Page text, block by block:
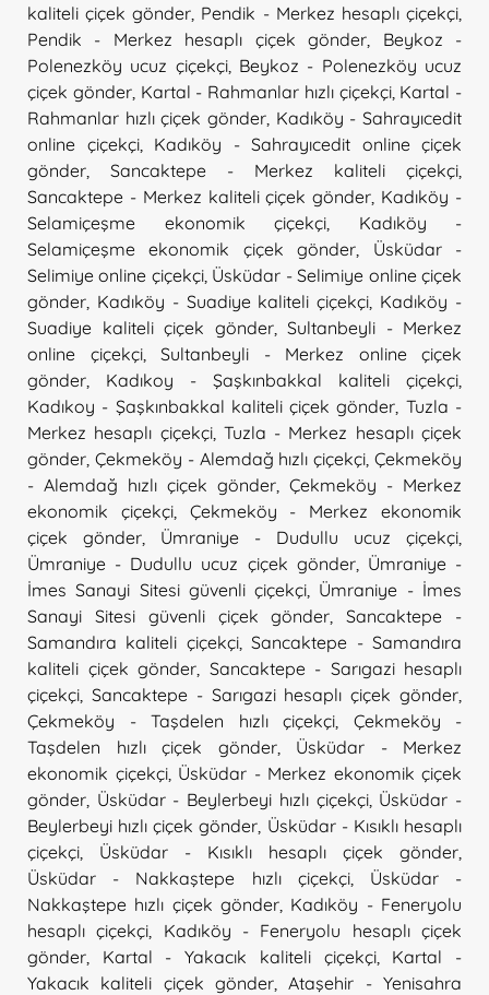
kaliteli çiçek gönder Pendik - Merkez hesaplı çiçekçi
Pendik - Merkez hesaplı çiçek gönder
Beykoz -
Polenezköy ucuz çiçekçi, Beykoz - Polenezköy ucuz
çiçek gönder, Kartal - Rahmanlar hızlı çiçekçi, Kartal -
Rahmanlar hızlı çiçek gönder Kadıköy - Sahrayıcedit
online çiçekçi, Kadıköy - Sahrayıcedit online çiçek
gönder
Sancaktepe - Merkez kaliteli çiçekçi
Sancaktepe - Merkez kaliteli çiçek gönder Kadıköy -
Selamiçeşme ekonomik çiçekçi
Kadıköy -
Selamiçeşme ekonomik çiçek gönder
Üsküdar -
Selimiye online çiçekçi, Üsküdar - Selimiye online çiçek
gönder Kadıköy - Suadiye kaliteli çiçekçi Kadıköy -
Suadiye kaliteli çiçek gönder, Sultanbeyli - Merkez
online çiçekçi, Sultanbeyli - Merkez online çiçek
gönder
Kadıkoy - Şaşkınbakkal kaliteli çiçekçi
Kadıkoy - Şaşkınbakkal kaliteli çiçek gönder Tuzla -
Merkez hesaplı çiçekçi, Tuzla - Merkez hesaplı çiçek
gönder Çekmeköy - Alemdağ hızlı çiçekçi ,Çekmeköy
- Alemdağ hızlı çiçek gönder Çekmeköy - Merkez
ekonomik çiçekçi, Çekmeköy - Merkez ekonomik
çiçek gönder
Ümraniye - Dudullu ucuz çiçekçi
Ümraniye - Dudullu ucuz çiçek gönder, Ümraniye -
İmes Sanayi Sitesi güvenli çiçekçi Ümraniye - İmes
Sanayi Sitesi güvenli çiçek gönder ,Sancaktepe -
Samandıra kaliteli çiçekçi,Sancaktepe - Samandıra
kaliteli çiçek gönder Sancaktepe - Sarıgazi hesaplı
çiçekçi Sancaktepe - Sarıgazi hesaplı çiçek gönder
Çekmeköy - Taşdelen hızlı çiçekçi
Çekmeköy -
Taşdelen hızlı çiçek gönder, Üsküdar - Merkez
ekonomik çiçekçi, Üsküdar - Merkez ekonomik çiçek
gönder Üsküdar - Beylerbeyi hızlı çiçekçi, Üsküdar -
Beylerbeyi hızlı çiçek gönder Üsküdar - Kısıklı hesaplı
çiçekçi
Üsküdar - Kısıklı hesaplı çiçek gönder
Üsküdar - Nakkaştepe hızlı çiçekçi, Üsküdar -
Nakkaştepe hızlı çiçek gönder Kadıköy - Feneryolu
hesaplı çiçekçi
Kadıköy - Feneryolu hesaplı çiçek
gönder
Kartal - Yakacık kaliteli çiçekçi, Kartal -
Yakacık kaliteli çiçek gönder ,Ataşehir - Yenisahra